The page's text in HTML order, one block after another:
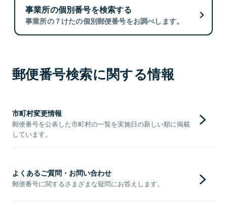
事業所の個別番号を検索する
事業所の７けたの個別郵便番号をお調べします。
郵便番号検索に関する情報
市町村変更情報
郵便番号を公表した市町村の一覧を実施日の新しい順に掲載
しています。
よくあるご質問・お問い合わせ
郵便番号に関するさまざまな疑問にお答えします。